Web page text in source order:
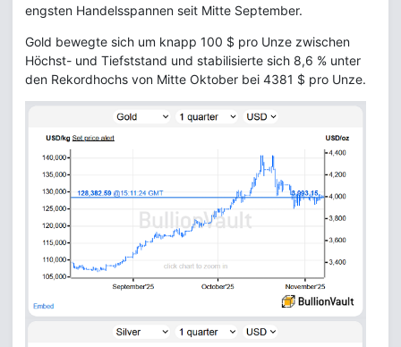
engsten Handelsspannen seit Mitte September.
Gold bewegte sich um knapp 100 $ pro Unze zwischen
Höchst- und Tiefststand und stabilisierte sich 8,6 % unter
den Rekordhochs von Mitte Oktober bei 4381 $ pro Unze.